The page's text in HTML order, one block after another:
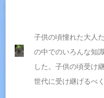
子供の頃憧れた大人
の中でのいろんな知
した。子供の頃受け
世代に受け継げるべ